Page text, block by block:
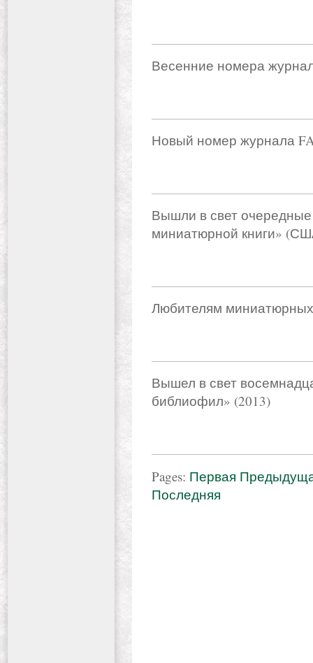
Весенние номера
Новый номер журнала
Вышли в свет
миниатюрной книги»
Любителям миниатюрных
Вышел в свет
библиофил» (2013)
Pages: Первая
Последняя